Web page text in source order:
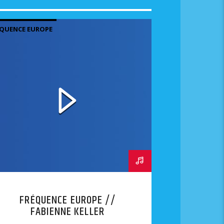
EUROPE
FRÉQUENCE EUROPE //
FABIENNE KELLER